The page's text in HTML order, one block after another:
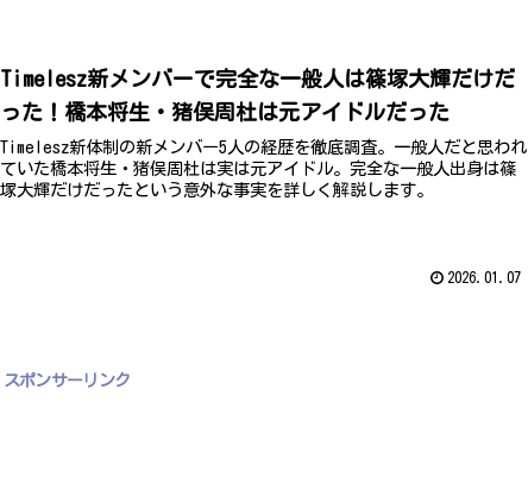
Timelesz新メンバーで完全な一般人は篠塚大輝だけだ
った！橋本将生・猪俣周杜は元アイドルだった
Timelesz新体制の新メンバー5人の経歴を徹底調査。一般人だと思われ
ていた橋本将生・猪俣周杜は実は元アイドル。完全な一般人出身は篠
塚大輝だけだったという意外な事実を詳しく解説します。
2026.01.07
スポンサーリンク